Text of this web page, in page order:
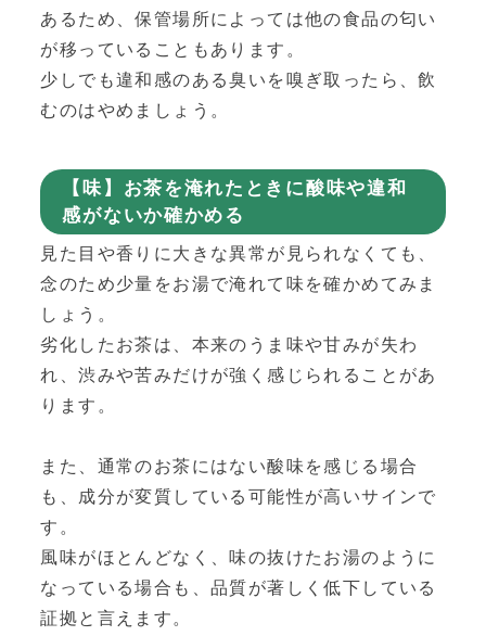
あるため、保管場所によっては他の食品の匂い
が移っていることもあります。
少しでも違和感のある臭いを嗅ぎ取ったら、飲
むのはやめましょう。
【味】お茶を淹れたときに酸味や違和
感がないか確かめる
見た目や香りに大きな異常が見られなくても、
念のため少量をお湯で淹れて味を確かめてみま
しょう。
劣化したお茶は、本来のうま味や甘みが失わ
れ、渋みや苦みだけが強く感じられることがあ
ります。
また、通常のお茶にはない酸味を感じる場合
も、成分が変質している可能性が高いサインで
す。
風味がほとんどなく、味の抜けたお湯のように
なっている場合も、品質が著しく低下している
証拠と言えます。